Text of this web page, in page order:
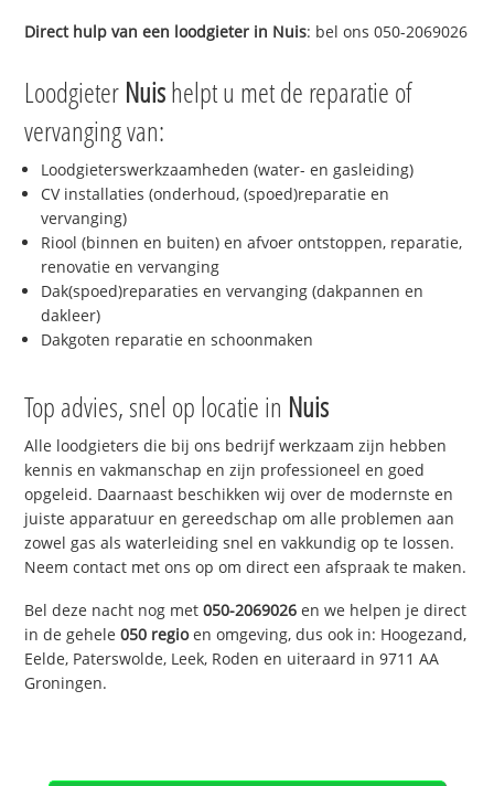
Direct hulp van een loodgieter in Nuis: bel ons 050-2069026
Loodgieter Nuishelpt u met de reparatie of
vervanging van:
Loodgieterswerkzaamheden (water- en gasleiding)
CV installaties (onderhoud, (spoed)reparatie en
vervanging)
Riool (binnen en buiten) en afvoer ontstoppen, reparatie,
renovatie en vervanging
Dak(spoed)reparaties en vervanging (dakpannen en
dakleer)
Dakgoten reparatie en schoonmaken
Top advies, snel op locatie in Nuis
Alle loodgieters die bij ons bedrijf werkzaam zijn hebben
kennis en vakmanschap en zijn professioneel en goed
opgeleid. Daarnaast beschikken wij over de modernste en
juiste apparatuur en gereedschap om alle problemen aan
zowel gas als waterleiding snel en vakkundig op te lossen.
Neem contact met ons op om direct een afspraak te maken.
Bel deze nacht nog met050-2069026 en we helpen je direct
in de gehele050 regioen omgeving, dus ook in: Hoogezand,
Eelde, Paterswolde, Leek, Roden en uiteraard in 9711 AA
Groningen.